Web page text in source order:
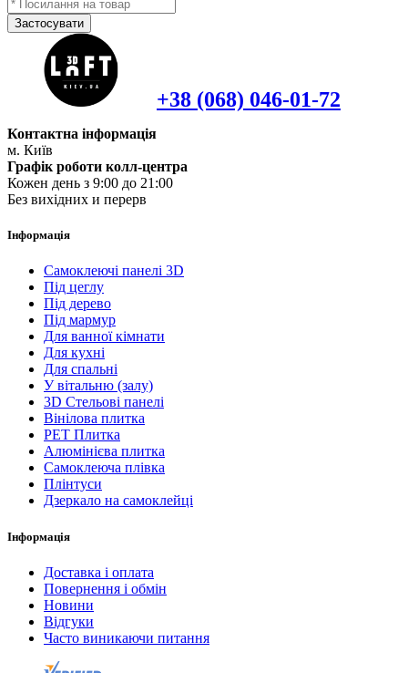
Застосувати
+38 (068) 046-01-72
Контактна інформація
м. Київ
Графік роботи колл-центра
Кожен день з 9:00 до 21:00
Без вихідних и перерв
Інформація
Самоклеючі панелі 3D
Під цеглу
Під дерево
Під мармур
Для ванної кімнати
Для кухні
Для спальні
У вітальню (залу)
3D Стельові панелі
Вінілова плитка
PET Плитка
Алюмінієва плитка
Самоклеюча плівка
Плінтуси
Дзеркало на самоклейці
Інформація
Доставка і оплата
Повернення і обмін
Новини
Відгуки
Часто виникаючи питання